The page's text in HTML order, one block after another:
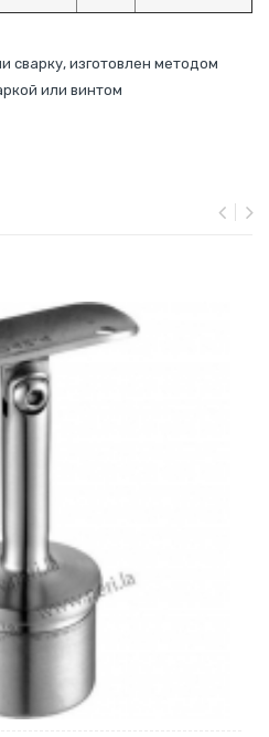
сварку, изготовлен методом
или винтом